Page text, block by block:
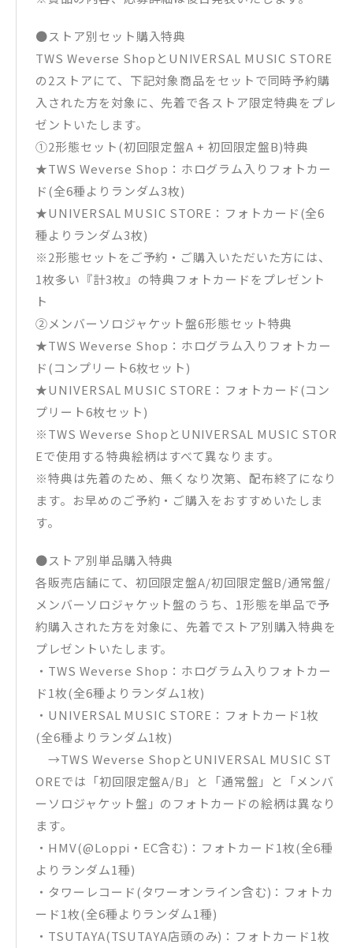
●ストア別セット購入特典
TWS Weverse ShopとUNIVERSAL MUSIC STORE
の2ストアにて、下記対象商品をセットで同時予約購
入された方を対象に、先着で各ストア限定特典をプレ
ゼントいたします。
①2形態セット(初回限定盤A + 初回限定盤B)特典
★TWS Weverse Shop：ホログラム入りフォトカー
ド(全6種よりランダム3枚)
★UNIVERSAL MUSIC STORE：フォトカード(全6
種よりランダム3枚)
※2形態セットをご予約・ご購入いただいた方には、
1枚多い『計3枚』の特典フォトカードをプレゼント
ト
②メンバーソロジャケット盤6形態セット特典
★TWS Weverse Shop：ホログラム入りフォトカー
ド(コンプリート6枚セット)
★UNIVERSAL MUSIC STORE：フォトカード(コン
プリート6枚セット)
※TWS Weverse ShopとUNIVERSAL MUSIC STOR
Eで使用する特典絵柄はすべて異なります。
※特典は先着のため、無くなり次第、配布終了になり
ます。お早めのご予約・ご購入をおすすめいたしま
す。
●ストア別単品購入特典
各販売店舗にて、初回限定盤A/初回限定盤B/通常盤/
メンバーソロジャケット盤のうち、1形態を単品で予
約購入された方を対象に、先着でストア別購入特典を
プレゼントいたします。
・TWS Weverse Shop：ホログラム入りフォトカー
ド1枚(全6種よりランダム1枚)
・UNIVERSAL MUSIC STORE：フォトカード1枚
(全6種よりランダム1枚)
→TWS Weverse ShopとUNIVERSAL MUSIC ST
OREでは「初回限定盤A/B」と「通常盤」と「メンバ
ーソロジャケット盤」のフォトカードの絵柄は異なり
ます。
・HMV(@Loppi・EC含む)：フォトカード1枚(全6種
よりランダム1種)
・タワーレコード(タワーオンライン含む)：フォトカ
ード1枚(全6種よりランダム1種)
・TSUTAYA(TSUTAYA店頭のみ)：フォトカード1枚